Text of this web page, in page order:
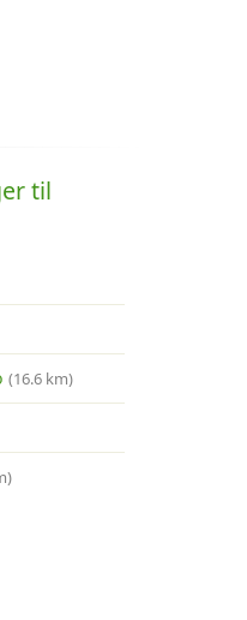
til
(16.6 km)